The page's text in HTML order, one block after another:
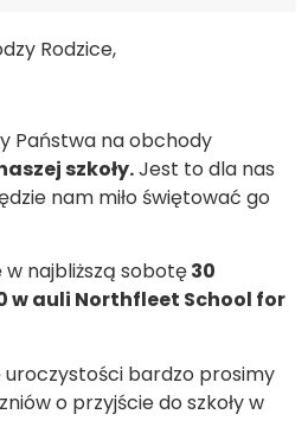
Rodzice,
Państwa na obchody
szkoły.Jest to dla nas
nam miło świętować go
najbliższą sobotę30
w auli Northfleet School for
uroczystości bardzo prosimy
o przyjście do szkoły w